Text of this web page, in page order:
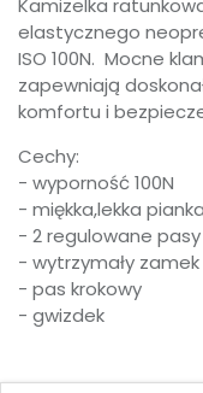
Kamizelka
elastycznego
ISO 100N. Mocne
zapewniają
komfortu i
Cechy:
- wyporność 100N
- miękka,lekka
- 2 regulowane pasy
- wytrzymały zamek
- pas krokowy
- gwizdek